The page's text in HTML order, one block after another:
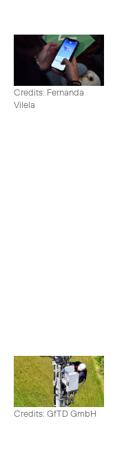
Credits: Fernanda
Vilela
Credits: GfTD GmbH